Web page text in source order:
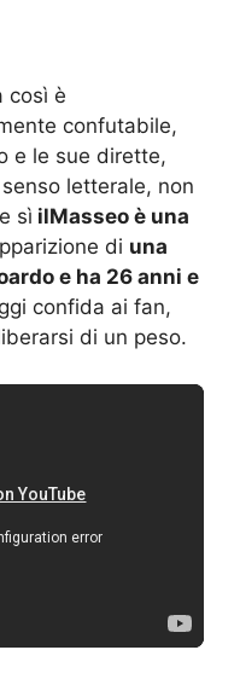
così è
confutabile,
e le sue dirette,
letterale, non
sì ilMasseo è una
di una
e ha 26 anni e
confida ai fan,
di un peso.